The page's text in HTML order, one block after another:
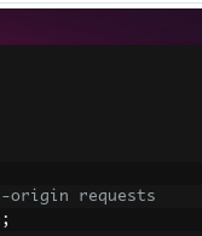
origin requests
;